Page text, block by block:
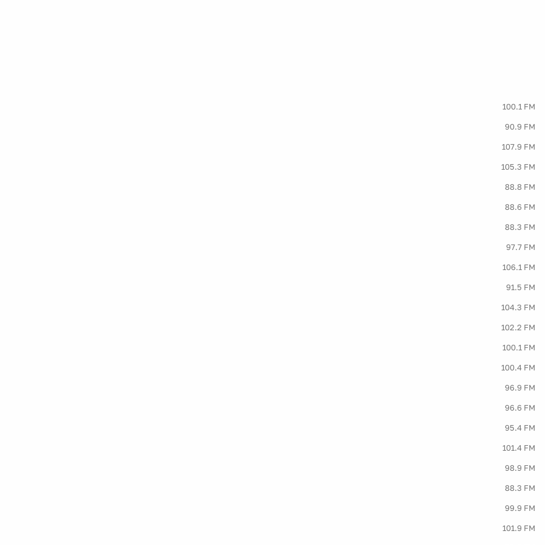
100.1 FM
90.9 FM
107.9 FM
105.3 FM
88.8 FM
88.6 FM
88.3 FM
97.7 FM
106.1 FM
91.5 FM
104.3 FM
102.2 FM
100.1 FM
100.4 FM
96.9 FM
96.6 FM
95.4 FM
101.4 FM
98.9 FM
88.3 FM
99.9 FM
101.9 FM